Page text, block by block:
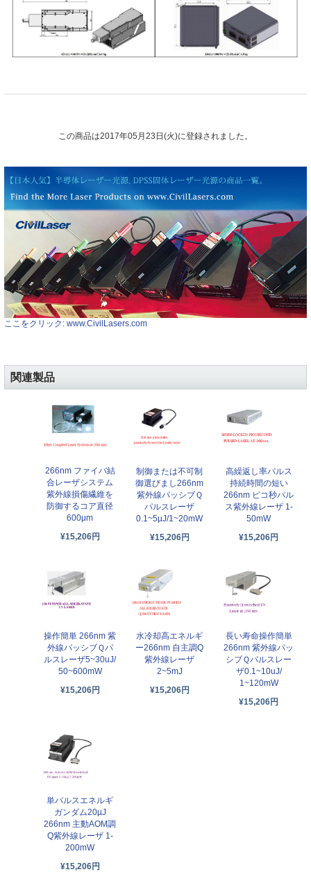
この商品は2017年05月23日(火)に登録されました。
ここをクリック: www.CivilLasers.com
関連製品
266nm ファイバ結
合レーザシステム
紫外線損傷繊維を
防御するコア直径
600μm
¥15,206円
制御または不可制
御選びまし266nm
紫外線パッシブＱ
パルスレーザ
0.1~5µJ/1~20mW
¥15,206円
高繰返し率パルス
持続時間の短い
266nm ピコ秒パル
ス紫外線レーザ 1-
50mW
¥15,206円
操作簡単 266nm 紫
外線パッシブＱパ
ルスレーザ5~30uJ/
50~600mW
¥15,206円
水冷却高エネルギ
ー266nm 自主調Q
紫外線レーザ
2~5mJ
¥15,206円
長い寿命操作簡単
266nm 紫外線パッ
シブＱパルスレー
ザ0.1~10uJ/
1~120mW
¥15,206円
単パルスエネルギ
ガンダム20µJ
266nm 主動AOM調
Q紫外線レーザ 1-
200mW
¥15,206円